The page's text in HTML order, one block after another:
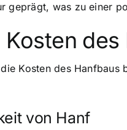
geprägt, was zu einer
Kosten des
von Hanf